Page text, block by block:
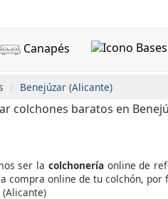
Canapés
Benejúzar (Alicante)
ser la colchoneríaonline de
compra online de tu colchón,